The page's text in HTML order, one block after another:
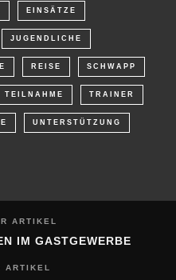
EINSÄTZE
JUGENDLICHE
REISE SCHWAPP
TEILNAHME TRAINER
UNTERSTÜTZUNG
ARTIKEL
IM GASTGEWERBE
ARTIKEL